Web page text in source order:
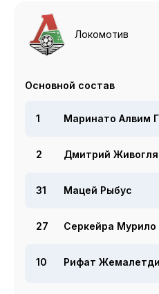
Локомотив
Основной состав
1 Маринато Алвим
2 Дмитрий
31 Мацей Рыбус
27 Серкейра Мурило
10 Рифат